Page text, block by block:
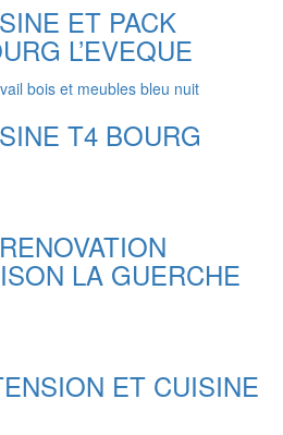
ET PACK
L’EVEQUE
T4 BOURG
LA GUERCHE
ET CUISINE